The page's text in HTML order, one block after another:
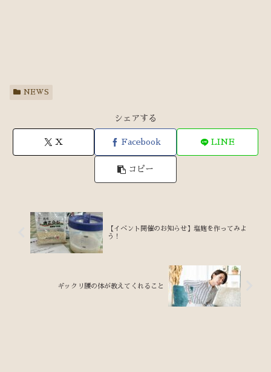
NEWS
シェアする
X Facebook LINE
コピー
【イベント開催のお知らせ】塩麹を作ってみよ
う！
ギックリ腰の体が教えてくれること